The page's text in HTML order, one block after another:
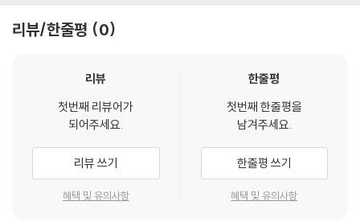
꿈을 분석할 때 쉽게 보이는 문제들이 있는 반면, 시간을 오래 보낸 후에야
해 쉽게 통찰할 수 있다. 그러나 그런 반복 자체에 관한 이야기는 오랜 시간
꿈을 모으고, 꿈들을 충분히 깊게 분석하고, 용기 있게 모든 것을 바라보겠
다는 결심을 하지 않고서는 잘 드러나지 않는다.
--- p.28
나는 꿈속에서 죽어 있고, 갇혀 있고, 고립되어 있었다. 삶의 답을 찾기 위
해 나는 다시 한번 어젯밤 꿈을 방문했다. 꿈은 나 자신이 나를 아는 것보다
방향을 바꿔서 다시 앞을 향해 달리게 된다. 이 꿈은 그동안 맹목적으로 살
얼굴’이었다. 어린 시절부터 어머니의 고통을 곁에서 지켜봐왔던 저자는
성인이 되어서도 삶의 중심에는 늘 ‘어머니’가 있었다. 어디에 있든 무엇을
하든 어머니를 떠올리면 늘 가슴이 저리고, 살이 아픈 듯 통증이 밀려왔다.
그것은 현실에서 내면의 그림자로 작동했고, 자신의 몸과 마음까지 다치게
했다. 어머니처럼 힘든 사람을 보면 무장해제되어 자신의 능력 이상으로
리뷰/한줄평 0
리뷰
첫번째 리뷰어가
되어주세요.
리뷰 쓰기
혜택 및 유의사항
한줄평
첫번째 한줄평을
남겨주세요.
한줄평 쓰기
혜택 및 유의사항